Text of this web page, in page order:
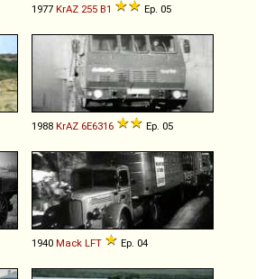
1977 KrAZ 255 B1 Ep. 05
1988 KrAZ 6E6316 Ep. 05
1940 Mack LFT Ep. 04